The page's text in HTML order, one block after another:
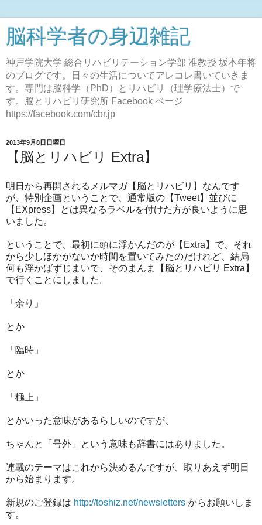
脳科学者の身辺雑記
神戸学院大学 総合リハビリテーション学部 准教授 坂本年将
のブログです。日々の生活についてアレコレ書いていきま
す。専門は脳科学（PhD）とリハビリ（理学療法士）で
す。脳とリハビリ研究所 Facebook ページ
https://facebook.com/cbr.jp
2013年9月8日日曜日
【脳とリハビリ Extra】
明日から再開されるメルマガ【脳とリハビリ】なんです
が、特別企画ということで、通常版の【Tweet】並びに
【EXpress】とは異なるラベルを付けた方が良いように思
いました。
ということで、最初に頭に浮かんだのが【Extra】で、それ
から少しほかがないか時間を置いてみたのだけれど、結局
何も浮かばずじまいで、そのまんま【脳とリハビリ Extra】
で行くことにしました。
「余り」
とか
「臨時」
とか
「極上」
とかいった意味があるらしいのですが、
ちゃんと「号外」という意味も辞書にはありました。
連載のテーマはこれから決めるんですが、取りあえず明日
から始まります。
新規のご登録は http://toshiz.net/newsletters からお願いしま
す。